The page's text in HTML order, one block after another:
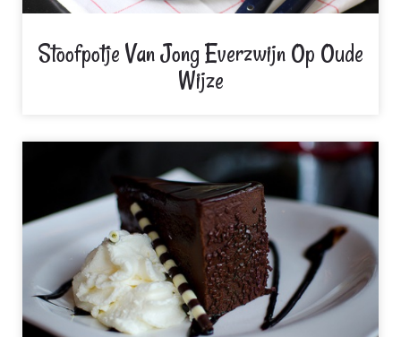
Stoofpotje Van Jong Everzwijn Op Oude
Wijze